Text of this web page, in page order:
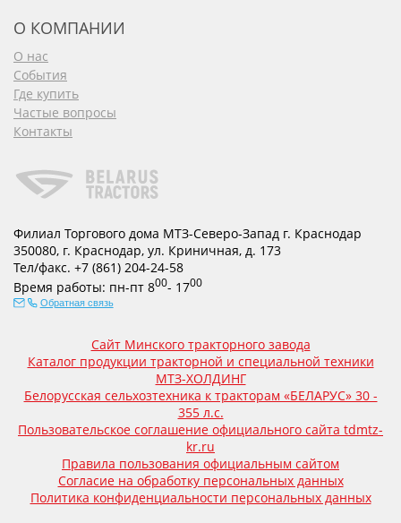
О КОМПАНИИ
О нас
События
Где купить
Частые вопросы
Контакты
Филиал Торгового дома МТЗ-Северо-Запад г. Краснодар
350080, г. Краснодар, ул. Криничная, д. 173
Тел/факс. +7 (861) 204-24-58
Время работы: пн-пт 800- 1700
Обратная связь
Сайт Минского тракторного завода
Каталог продукции тракторной и специальной техники
МТЗ-ХОЛДИНГ
Белорусская сельхозтехника к тракторам «БЕЛАРУС» 30 -
355 л.с.
Пользовательское соглашение официального сайта tdmtz-
kr.ru
Правила пользования официальным сайтом
Согласие на обработку персональных данных
Политика конфиденциальности персональных данных